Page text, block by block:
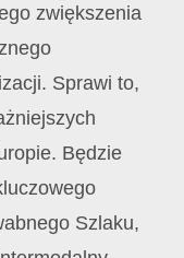
zwiększenia
Sprawi to,
Będzie
Szlaku,